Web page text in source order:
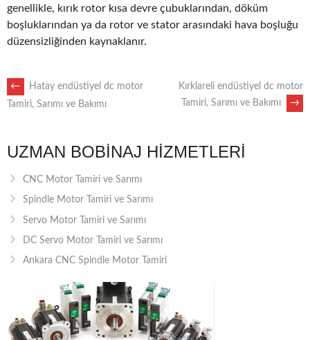
genellikle, kırık rotor kısa devre çubuklarından, döküm
boşluklarından ya da rotor ve stator arasındaki hava boşluğu
düzensizliğinden kaynaklanır.
POST
←
Hatay endüstiyel dc motor
Tamiri, Sarımı ve Bakımı
Kırklareli endüstiyel dc motor
Tamiri, Sarımı ve Bakımı
→
UZMAN BOBINAJ HIZMETLERI
CNC Motor Tamiri ve Sarımı
Spindle Motor Tamiri ve Sarımı
Servo Motor Tamiri ve Sarımı
DC Servo Motor Tamiri ve Sarımı
Ankara CNC Spindle Motor Tamiri